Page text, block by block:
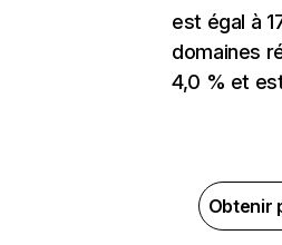
est égal à
domaines
4,0 % et
Obtenir